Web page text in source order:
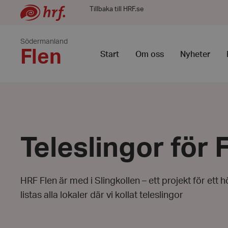
Tillbaka till HRF.se
Södermanland
Flen Start Om oss Nyheter
Teleslingor för
HRF Flen är med i Slingkollen – ett projekt för ett
listas alla lokaler där vi kollat teleslingor